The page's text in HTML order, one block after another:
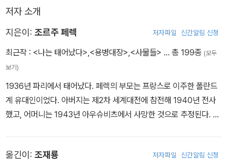
요 사건과 관련한 전기적 사실이나 배경지식을 상세히 담은 역자 조
재룡 교수의 주석은 이 작품을, 나아가 한 작가의 삶을 더욱 깊숙이 탐
구하고자 하는 독자들에게 훌륭한 길잡이가 되어줄 것이다.
이것이다. 페렉의 정신이 꿈속에서도 은유와 이야기를 직조하는 것을
지켜볼 수 있다는 것.
저자 소개
지은이: 조르주 페렉 저자파일 신간알림 신청
최근작 : <나는 태어났다>,<용병대장>,<사물들> … 총 199종 (모두
보기)
1936년 파리에서 태어났다. 페렉의 부모는 프랑스로 이주한 폴란드
계 유대인이었다. 아버지는 제2차 세계대전에 참전해 1940년 전사
했고, 어머니는 1943년 아우슈비츠에서 사망한 것으로 추정된다. 어
겠다고 결심한 페렉은 서평을 기고하며 습작 활동을 시작했다. 1957
옮긴이: 조재룡 저자파일 신간알림 신청